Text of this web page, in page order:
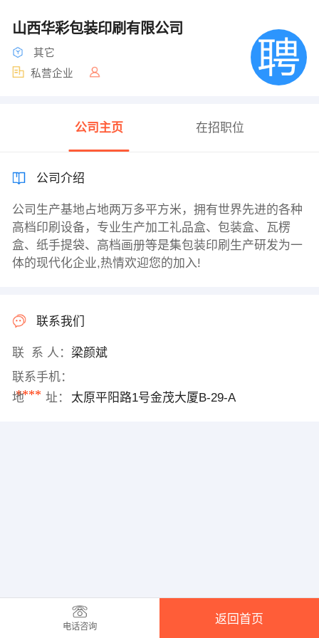
山西华彩包装印刷有限公司
其它
私营企业
公司主页 在招职位
公司介绍
公司生产基地占地两万多平方米，拥有世界先进的各种
高档印刷设备，专业生产加工礼品盒、包装盒、瓦楞
盒、纸手提袋、高档画册等是集包装印刷生产研发为一
体的现代化企业,热情欢迎您的加入!
联系我们
联 系 人： 梁颜斌
联系手机：
****
地 址： 太原平阳路1号金茂大厦B-29-A
电话咨询
返回首页